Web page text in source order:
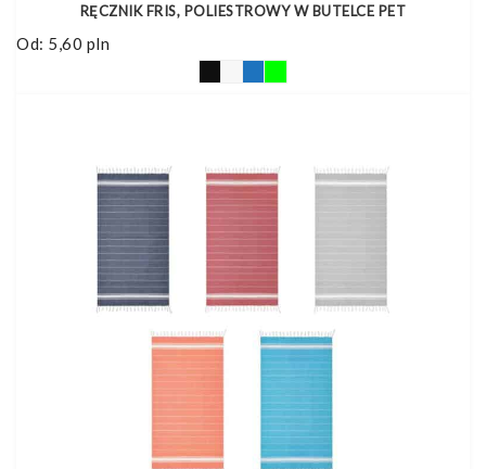
RĘCZNIK FRIS, POLIESTROWY W BUTELCE PET
Od: 5,60 pln